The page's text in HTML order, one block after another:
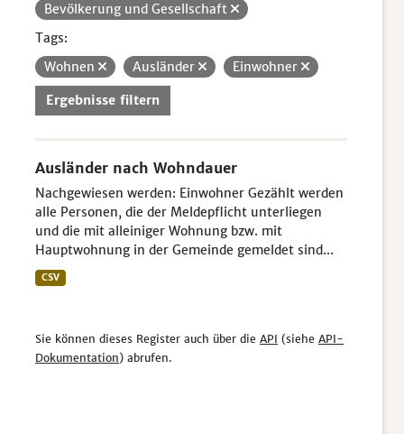
Bevölkerung und Gesellschaft
Tags:
Wohnen
Ausländer Einwohner
Ergebnisse filtern
Ausländer nach Wohndauer
Nachgewiesen werden: Einwohner Gezählt werden
alle Personen, die der Meldepflicht unterliegen
und die mit alleiniger Wohnung bzw. mit
Hauptwohnung in der Gemeinde gemeldet sind...
CSV
Sie können dieses Register auch über die API (siehe API-
Dokumentation) abrufen.